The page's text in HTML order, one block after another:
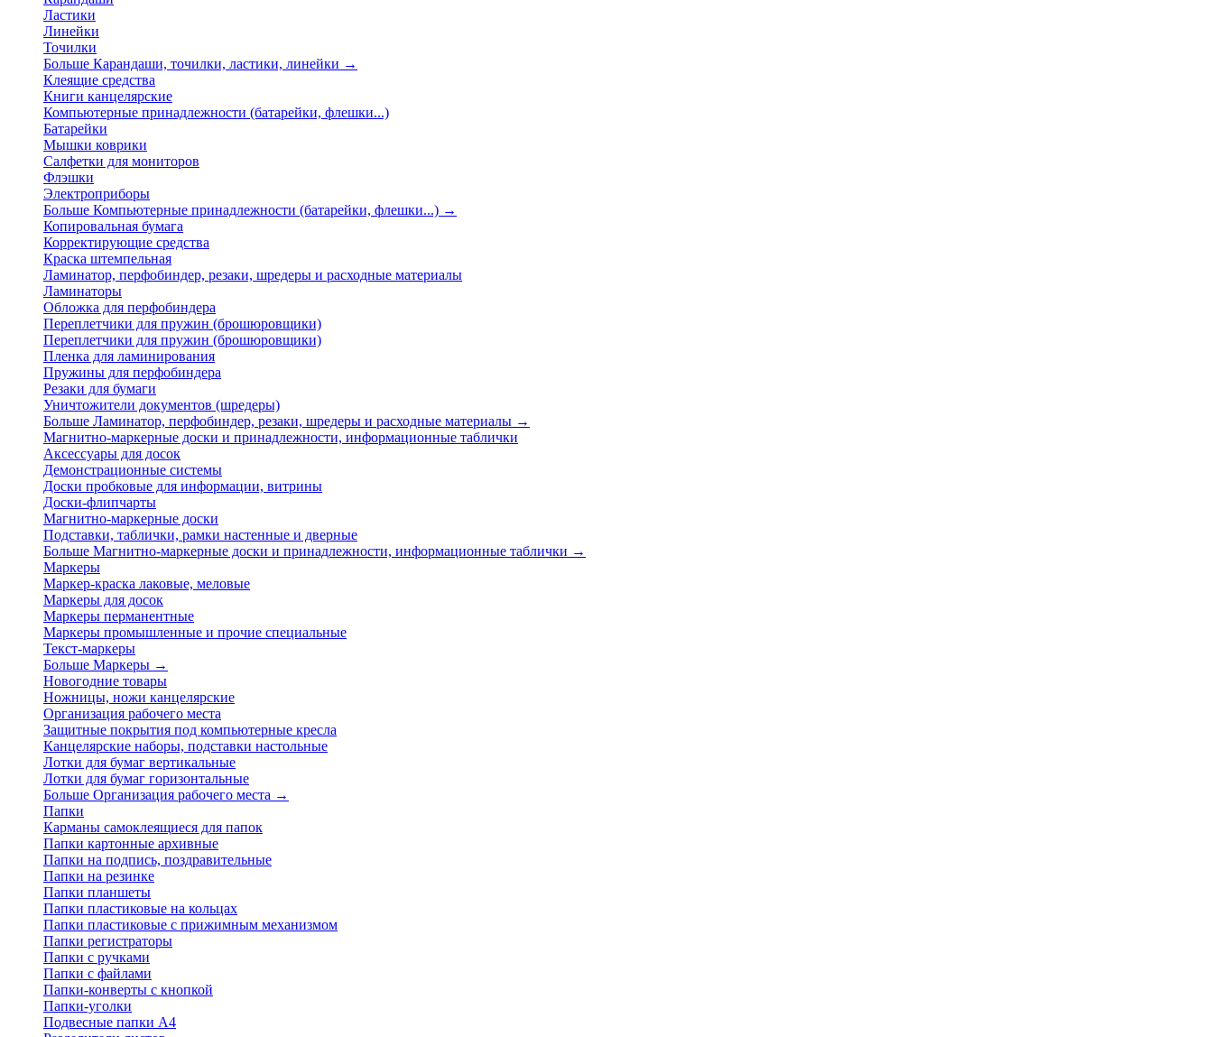
Ластики
Линейки
Точилки
Больше Карандаши, точилки, ластики, линейки →
Клеящие средства
Книги канцелярские
Компьютерные принадлежности (батарейки, флешки...)
Батарейки
Мышки коврики
Салфетки для мониторов
Флэшки
Электроприборы
Больше Компьютерные принадлежности (батарейки, флешки...) →
Копировальная бумага
Корректирующие средства
Краска штемпельная
Ламинатор, перфобиндер, резаки, шредеры и расходные материалы
Ламинаторы
Обложка для перфобиндера
Переплетчики для пружин (брошюровщики)
Переплетчики для пружин (брошюровщики)
Пленка для ламинирования
Пружины для перфобиндера
Резаки для бумаги
Уничтожители документов (шредеры)
Больше Ламинатор, перфобиндер, резаки, шредеры и расходные материалы →
Магнитно-маркерные доски и принадлежности, информационные таблички
Аксессуары для досок
Демонстрационные системы
Доски пробковые для информации, витрины
Доски-флипчарты
Магнитно-маркерные доски
Подставки, таблички, рамки настенные и дверные
Больше Магнитно-маркерные доски и принадлежности, информационные таблички →
Маркеры
Маркер-краска лаковые, меловые
Маркеры для досок
Маркеры перманентные
Маркеры промышленные и прочие специальные
Текст-маркеры
Больше Маркеры →
Новогодние товары
Ножницы, ножи канцелярские
Организация рабочего места
Защитные покрытия под компьютерные кресла
Канцелярские наборы, подставки настольные
Лотки для бумаг вертикальные
Лотки для бумаг горизонтальные
Больше Организация рабочего места →
Папки
Карманы самоклеящиеся для папок
Папки картонные архивные
Папки на подпись, поздравительные
Папки на резинке
Папки планшеты
Папки пластиковые на кольцах
Папки пластиковые с прижимным механизмом
Папки регистраторы
Папки с ручками
Папки с файлами
Папки-конверты с кнопкой
Папки-уголки
Подвесные папки А4